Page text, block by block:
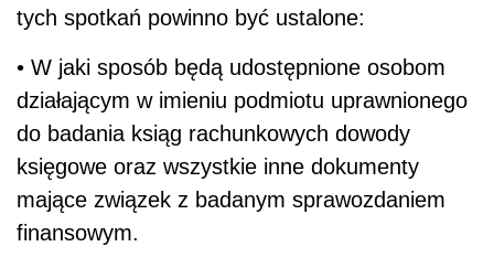
tych spotkań powinno być ustalone:
• W jaki sposób będą udostępnione osobom
działającym w imieniu podmiotu uprawnionego
do badania ksiąg rachunkowych dowody
księgowe oraz wszystkie inne dokumenty
mające związek z badanym sprawozdaniem
finansowym.